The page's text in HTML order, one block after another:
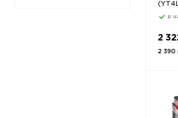
в
2
2 390